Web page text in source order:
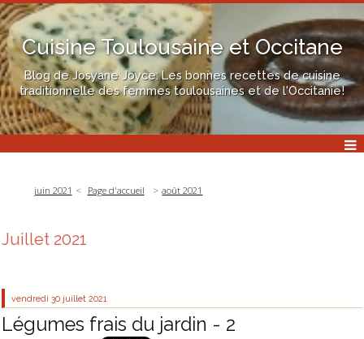
Cuisine Toulousaine et Occitane
Blog de Josyane Joyce: Les bonnes recettes de cuisine
traditionnelle des femmes toulousaines et de l'Occitanie!
juin 2021 Page d'accueil août 2021
Juillet 2021
vendredi 30 juillet 2021
Légumes frais du jardin - 2